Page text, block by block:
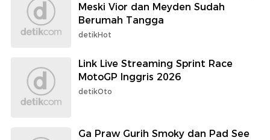
Meski Vior dan Meyden Sudah
Berumah Tangga
detikHot
Link Live Streaming Sprint Race
MotoGP Inggris 2026
detikOto
Ga Praw Gurih Smoky dan Pad See